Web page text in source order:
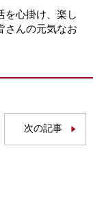
心掛け、楽し
さんの元気なお
次の記事